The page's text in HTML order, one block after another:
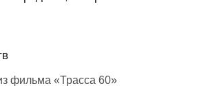
фильма «Трасса 60»